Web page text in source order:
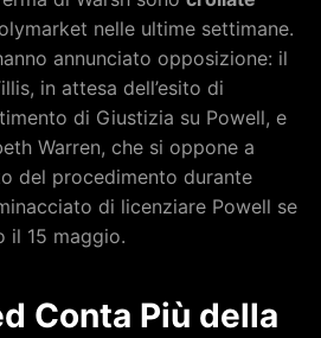
nelle ultime settimane.
annunciato opposizione: il
in attesa dell’esito di
di Giustizia su Powell, e
Warren, che si oppone a
del procedimento durante
di licenziare Powell se
il 15 maggio.
Conta Più della